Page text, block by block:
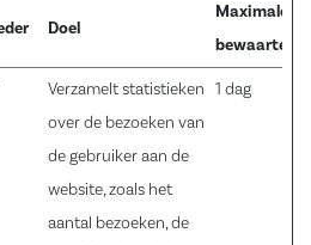
Doel
Maximale
Verzamelt statistieken
over de bezoeken van
de gebruiker aan de
website, zoals het
aantal bezoeken, de
1 dag